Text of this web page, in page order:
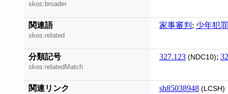
skos:broader
関連語
skos:related
家事審判 ; 少年犯罪
分類記号
skos:relatedMatch
327.123 (NDC10);
関連リンク sh85038948 (LCSH)